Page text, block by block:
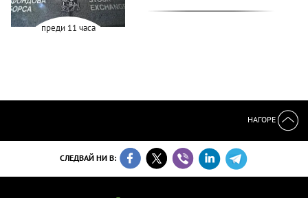
преди 11 часа
НАГОРЕ
СЛЕДВАЙ НИ В: